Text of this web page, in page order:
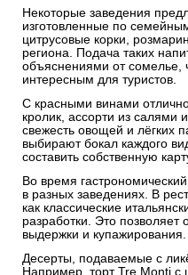
Некоторые заведения
изготовленные по
цитрусовые корки,
региона. Подача таких
объяснениями от сомелье,
интересным для туристов.
С красными винами
кролик, ассорти из салями
свежесть овощей и лёгких
выбирают бокал каждого
составить собственную
Во время
в разных заведениях. В
как классические
разработки. Это позволяет
выдержки и купажирования.
Десерты, подаваемые с
Например, торт Tre Monti